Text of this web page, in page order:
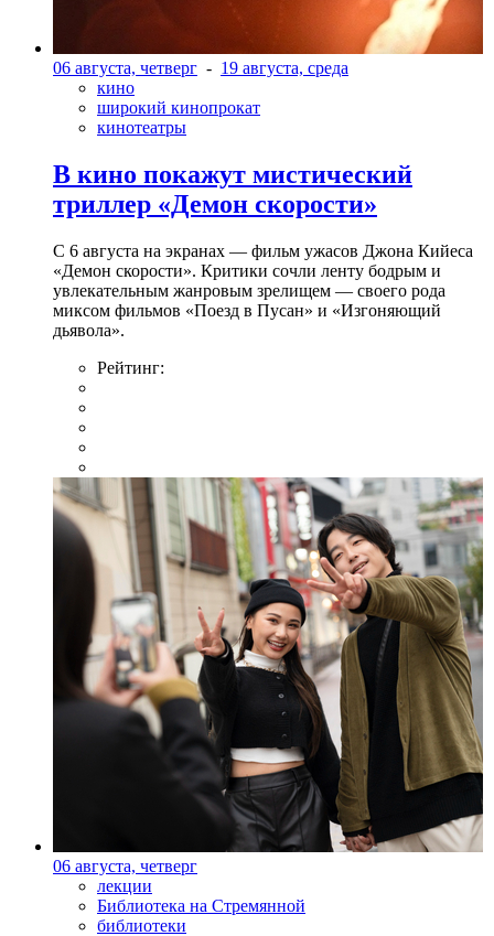
06 августа, четверг - 19 августа, среда
кино
широкий кинопрокат
кинотеатры
В кино покажут мистический
триллер «Демон скорости»
С 6 августа на экранах — фильм ужасов Джона Кийеса
«Демон скорости». Критики сочли ленту бодрым и
увлекательным жанровым зрелищeм — своего рода
миксом фильмов «Поезд в Пусан» и «Изгоняющий
дьявола».
Рейтинг:
06 августа, четверг
лекции
Библиотека на Стремянной
библиотеки